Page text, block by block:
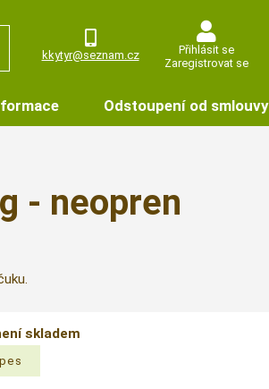
kkytyr@seznam.cz
Přihlásit se
Zaregistrovat se
Odstoupení od smlouvy
- neopren
skladem